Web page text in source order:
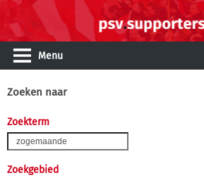
Menu
Zoeken naar
Zoekterm
Zoekgebied